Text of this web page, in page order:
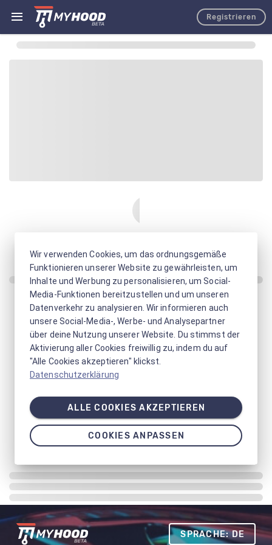
Registrieren
SPRACHE: DE
Wir verwenden Cookies, um das ordnungsgemäße
Funktionieren unserer Website zu gewährleisten, um
Inhalte und Werbung zu personalisieren, um Social-
Media-Funktionen bereitzustellen und um unseren
Datenverkehr zu analysieren. Wir informieren auch
unsere Social-Media-, Werbe- und Analysepartner
über deine Nutzung unserer Website. Du stimmst der
Aktivierung aller Cookies freiwillig zu, indem du auf
"Alle Cookies akzeptieren" klickst.
Datenschutzerklärung
ALLE COOKIES AKZEPTIEREN
COOKIES ANPASSEN